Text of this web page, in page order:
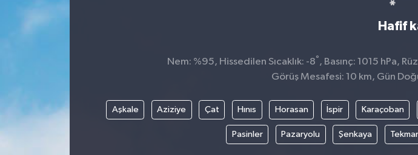
Hafif
Nem: %95, Hissedilen Sıcaklık: -8° , Basınç: 1015 hPa,
Görüş Mesafesi: 10 km, Gün
Aşkale Aziziye Çat Hınıs Horasan İspir Karaçoban
Pasinler Pazaryolu Şenkaya